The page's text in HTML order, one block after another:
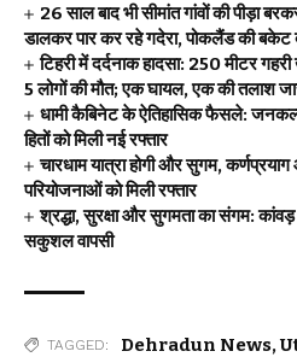
26 साल बाद भी सीमांत गांवों की पीड़ा
डालकर पार कर रहे गदेरा, पोकलैंड की बकेट
टिहरी में दर्दनाक हादसा: 250 मीटर गहरी
5 लोगों की मौत; एक घायल, एक की तलाश
धामी कैबिनेट के ऐतिहासिक फैसले:
हितों को मिली नई रफ्तार
चारधाम यात्रा होगी और सुगम,
परियोजनाओं को मिली रफ्तार
श्रद्धा, सुरक्षा और सुगमता का संगम:
सकुशल वापसी
TAGGED: Dehradun News,